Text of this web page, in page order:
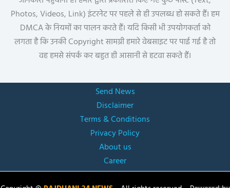
Photos, Videos, Link) इंटरनेट पर पहले से ही उपलब्ध हो सकते हैं। हम
DMCA के नियमों का पालन करते हैं। यदि किसी भी उपयोगकर्ता को
लगता है कि उनकी Copyright सामग्री हमारे वेबसाइट पर पाई गई है तो
वह हमसे संपर्क कर बहुत ही आसानी से हटवा सकते हैं।
Send News
Disclaimer
Terms & Conditions
Privacy Policy
About us
Career